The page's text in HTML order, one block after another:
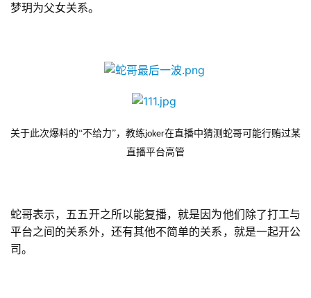
第
3
0
梦玥为父女关系。
关于此次爆料的“不给力”，教练joker在直播中猜测蛇哥可能行贿过某
直播平台高管
蛇哥表示，五五开之所以能复播，就是因为他们除了打工与
平台之间的关系外，还有其他不简单的关系，就是一起开公
司。